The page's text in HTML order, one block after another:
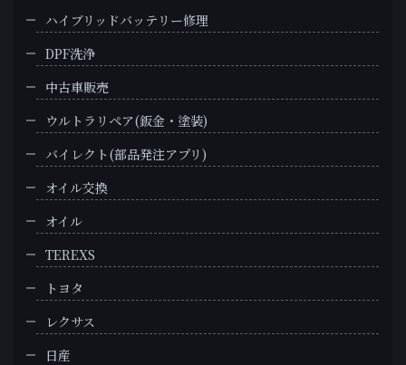
ハイブリッドバッテリー修理
DPF洗浄
中古車販売
ウルトラリペア(鈑金・塗装)
バイレクト(部品発注アプリ)
オイル交換
オイル
TEREXS
トヨタ
レクサス
日産